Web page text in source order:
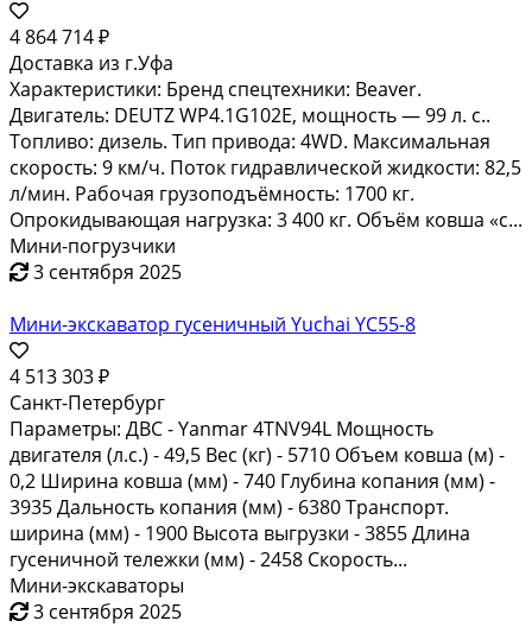
4 864 714 ₽
Доставка из г.Уфа
Характеристики: Бренд спецтехники: Beaver.
Двигатель: DEUTZ WP4.1G102E, мощность — 99 л. с..
Топливо: дизель. Тип привода: 4WD. Максимальная
скорость: 9 км/ч. Поток гидравлической жидкости: 82,5
л/мин. Рабочая грузоподъёмность: 1700 кг.
Опрокидывающая нагрузка: 3 400 кг. Объём ковша «с...
Мини-погрузчики
3 сентября 2025
Мини-экскаватор гусеничный Yuchai YC55-8
4 513 303 ₽
Санкт-Петербург
Параметры: ДВС - Yanmar 4TNV94L Мощность
двигателя (л.с.) - 49,5 Вес (кг) - 5710 Объем ковша (м) -
0,2 Ширина ковша (мм) - 740 Глубина копания (мм) -
3935 Дальность копания (мм) - 6380 Транспорт.
ширина (мм) - 1900 Высота выгрузки - 3855 Длина
гусеничной тележки (мм) - 2458 Скорость...
Мини-экскаваторы
3 сентября 2025